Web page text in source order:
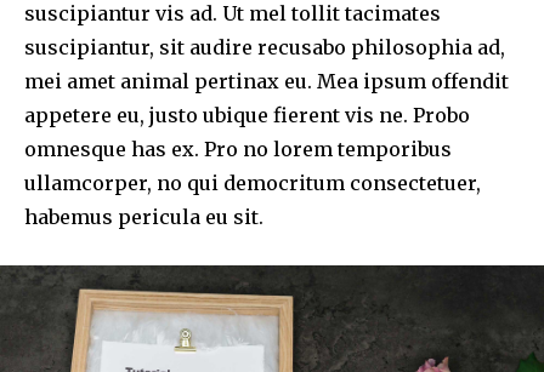
suscipiantur vis ad. Ut mel tollit tacimates
suscipiantur, sit audire recusabo philosophia ad,
mei amet animal pertinax eu. Mea ipsum offendit
appetere eu, justo ubique fierent vis ne. Probo
omnesque has ex. Pro no lorem temporibus
ullamcorper, no qui democritum consectetuer,
habemus pericula eu sit.